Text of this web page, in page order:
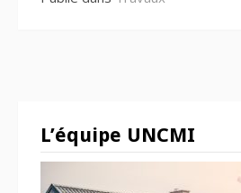
L’équipe UNCMI